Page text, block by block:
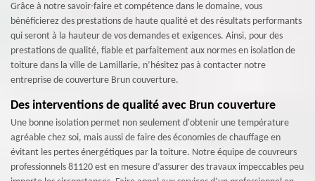
Grâce à notre savoir-faire et compétence dans le domaine, vous
bénéficierez des prestations de haute qualité et des résultats performants
qui seront à la hauteur de vos demandes et exigences. Ainsi, pour des
prestations de qualité, fiable et parfaitement aux normes en isolation de
toiture dans la ville de Lamillarie, n’hésitez pas à contacter notre
entreprise de couverture Brun couverture.
Des interventions de qualité avec Brun couverture
Une bonne isolation permet non seulement d'obtenir une température
agréable chez soi, mais aussi de faire des économies de chauffage en
évitant les pertes énergétiques par la toiture. Notre équipe de couvreurs
professionnels 81120 est en mesure d’assurer des travaux impeccables peu